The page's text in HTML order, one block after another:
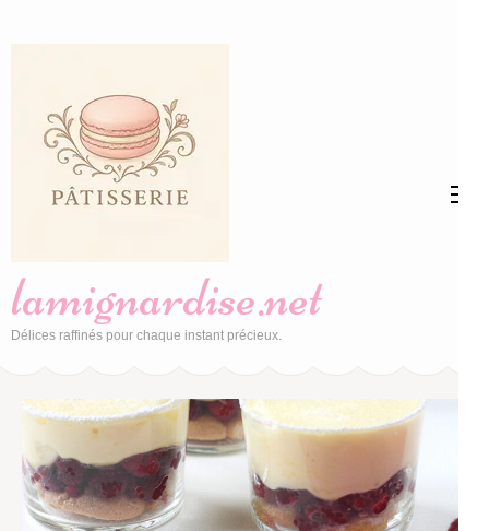
(Pressez
Entrée)
lamignardise.net
Délices raffinés pour chaque instant précieux.